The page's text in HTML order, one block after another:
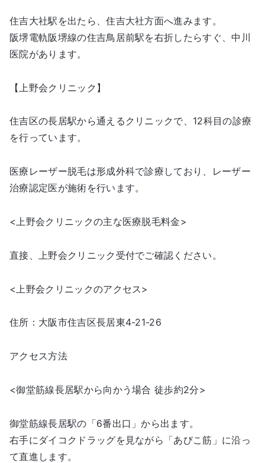
住吉大社駅を出たら、住吉大社方面へ進みます。
阪堺電軌阪堺線の住吉鳥居前駅を右折したらすぐ、中川
医院があります。
【上野会クリニック】
住吉区の長居駅から通えるクリニックで、12科目の診療
を行っています。
医療レーザー脱毛は形成外科で診療しており、レーザー
治療認定医が施術を行います。
<上野会クリニックの主な医療脱毛料金>
直接、上野会クリニック受付でご確認ください。
<上野会クリニックのアクセス>
住所：大阪市住吉区長居東4-21-26
アクセス方法
<御堂筋線長居駅から向かう場合 徒歩約2分>
御堂筋線長居駅の「6番出口」から出ます。
右手にダイコクドラッグを見ながら「あびこ筋」に沿っ
て直進します。